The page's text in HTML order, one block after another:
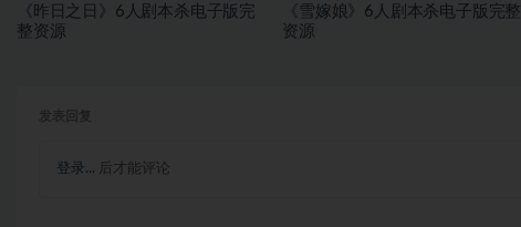
《昨日之日》6人剧本杀电子版完
整资源
《雪嫁娘》6人剧本杀电子版完整
资源
登录... 后才能评论